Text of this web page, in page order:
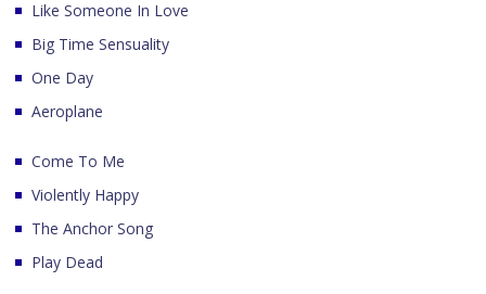
Like Someone In Love
Big Time Sensuality
One Day
Aeroplane
Come To Me
Violently Happy
The Anchor Song
Play Dead